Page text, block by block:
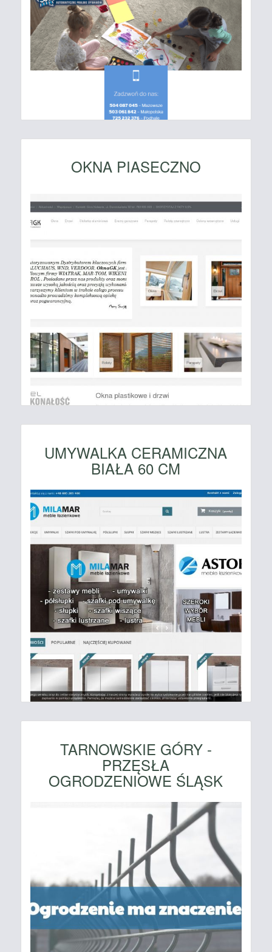
OKNA PIASECZNO
UMYWALKA CERAMICZNA
BIAŁA 60 CM
TARNOWSKIE GÓRY -
PRZĘSŁA
OGRODZENIOWE ŚLĄSK